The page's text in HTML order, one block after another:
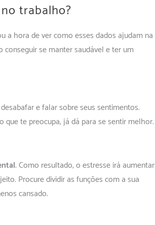
trabalho?
a hora de ver como esses dados ajudam na
conseguir se manter saudável e ter um
e falar sobre seus sentimentos.
te preocupa, já dá para se sentir melhor.
. Como resultado, o estresse irá aumentar
Procure dividir as funções com a sua
cansado.